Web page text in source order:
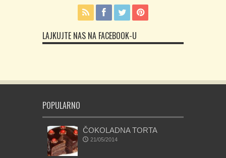
LAJKUJTE NAS NA FACEBOOK-U
POPULARNO
ČOKOLADNA TORTA
21/05/2014